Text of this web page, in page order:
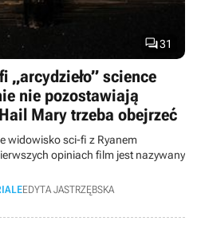
31
„arcydzieło” science
nie pozostawiają
Mary trzeba obejrzeć
widowisko sci-fi z Ryanem
opiniach film jest nazywany
EDYTA JASTRZĘBSKA